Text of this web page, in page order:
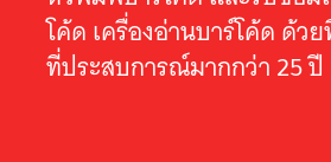
โค้ด เครื่องอ่านบาร์โค้ด ด้ว
ที่ประสบการณ์มากกว่า 25 ปี